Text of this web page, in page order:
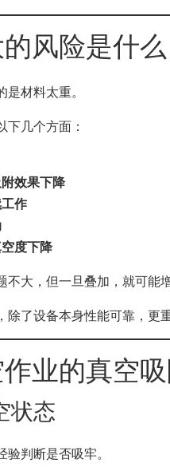
风险是什么
材料太重。
下几个方面：
效果下降
作
度下降
大，但一旦叠加，就可能
除了设备本身性能可靠，更
业的真空
状态
判断是否吸牢。